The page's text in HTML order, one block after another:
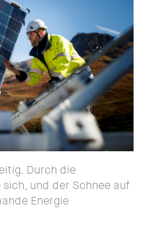
Durch die
und der Schnee auf
Energie